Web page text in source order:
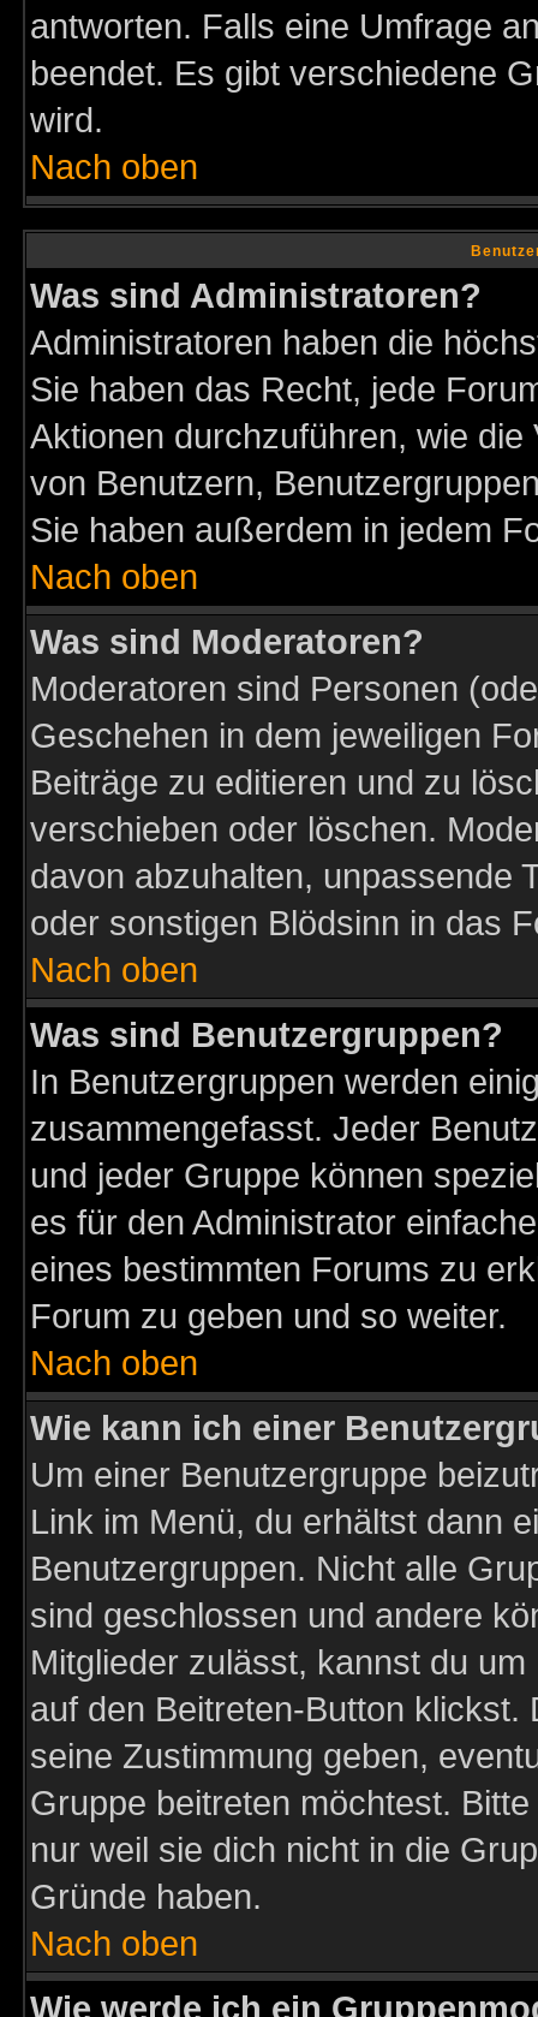
antworten. Falls eine Umfrage
beendet. Es gibt verschiedene
wird.
Nach oben
Was sind Administratoren?
Administratoren haben die
Sie haben das Recht, jede
Aktionen durchzuführen, wie
von Benutzern,
Sie haben außerdem in jedem
Nach oben
Was sind Moderatoren?
Moderatoren sind Personen
Geschehen in dem jeweiligen
Beiträge zu editieren und zu
verschieben oder löschen.
davon abzuhalten, unpassende
oder sonstigen Blödsinn in das
Nach oben
Was sind Benutzergruppen?
In Benutzergruppen werden
zusammengefasst. Jeder
und jeder Gruppe können
es für den Administrator
eines bestimmten Forums zu
Forum zu geben und so weiter.
Nach oben
Wie kann ich einer
Um einer Benutzergruppe
Link im Menü, du erhältst dann
Benutzergruppen. Nicht alle
sind geschlossen und andere
Mitglieder zulässt, kannst du
auf den Beitreten-Button
seine Zustimmung geben,
Gruppe beitreten möchtest.
nur weil sie dich nicht in die
Gründe haben.
Nach oben
Wie werde ich ein